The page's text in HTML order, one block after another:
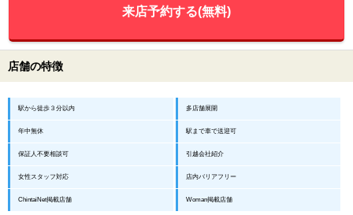
来店予約する(無料)
店舗の特徴
駅から徒歩３分以内 多店舗展開
年中無休 駅まで車で送迎可
保証人不要相談可 引越会社紹介
女性スタッフ対応 店内バリアフリー
ChintaiNet掲載店舗 Woman掲載店舗